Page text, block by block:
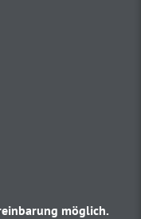
möglich.